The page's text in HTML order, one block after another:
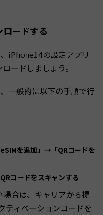
ードする
iPhone14の設定アプリ
ードしましょう。
一般的に以下の手順で行
を追加」→「QRコードを
コードをスキャンする
合は、キャリアから提
ティベーションコードを